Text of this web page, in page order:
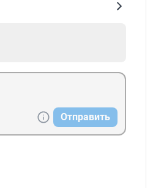
Отправить